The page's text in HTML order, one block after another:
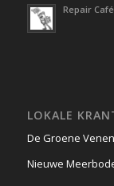
Repair
LOKALE
De Groene Venen
Nieuwe